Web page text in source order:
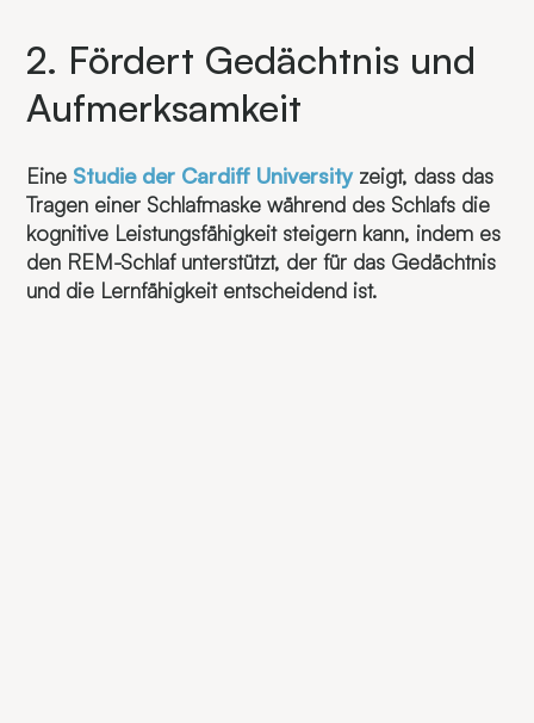
2. Fördert Gedächtnis und
Aufmerksamkeit​
Eine Studie der Cardiff Universityzeigt, dass das
Tragen einer Schlafmaske während des Schlafs die
kognitive Leistungsfähigkeit steigern kann, indem es
den REM-Schlaf unterstützt, der für das Gedächtnis
und die Lernfähigkeit entscheidend ist.